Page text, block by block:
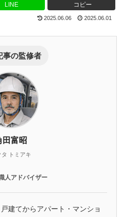
LINE コピー
2025.06.06 2025.06.01
事の監修者
田富昭
タ トミアキ
人アドバイザー
建てからアパート・マンショ